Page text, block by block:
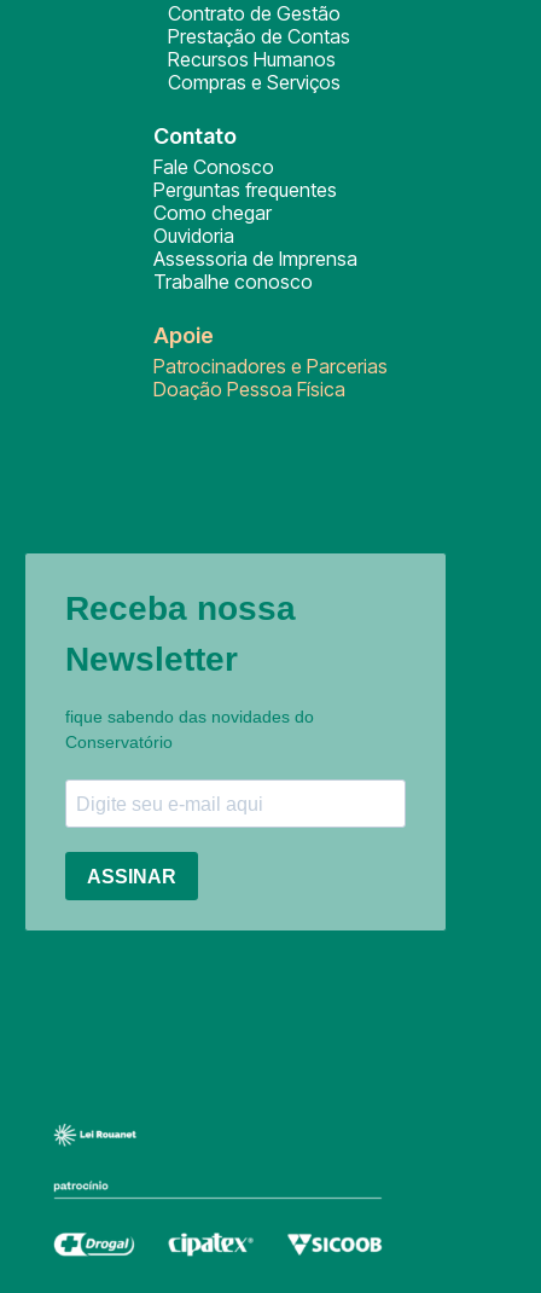
Contrato de Gestão
Prestação de Contas
Recursos Humanos
Compras e Serviços
Contato
Fale Conosco
Perguntas frequentes
Como chegar
Ouvidoria
Assessoria de Imprensa
Trabalhe conosco
Apoie
Patrocinadores e Parcerias
Doação Pessoa Física